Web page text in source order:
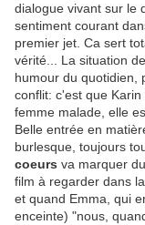
dialogue vivant sur le
sentiment courant
premier jet. Ca sert
vérité... La situation
humour du quotidien,
conflit: c'est que
femme malade, elle
Belle entrée en
burlesque, toujours
coeurs va marquer
film à regarder dans
et quand Emma, qui
enceinte) "nous,